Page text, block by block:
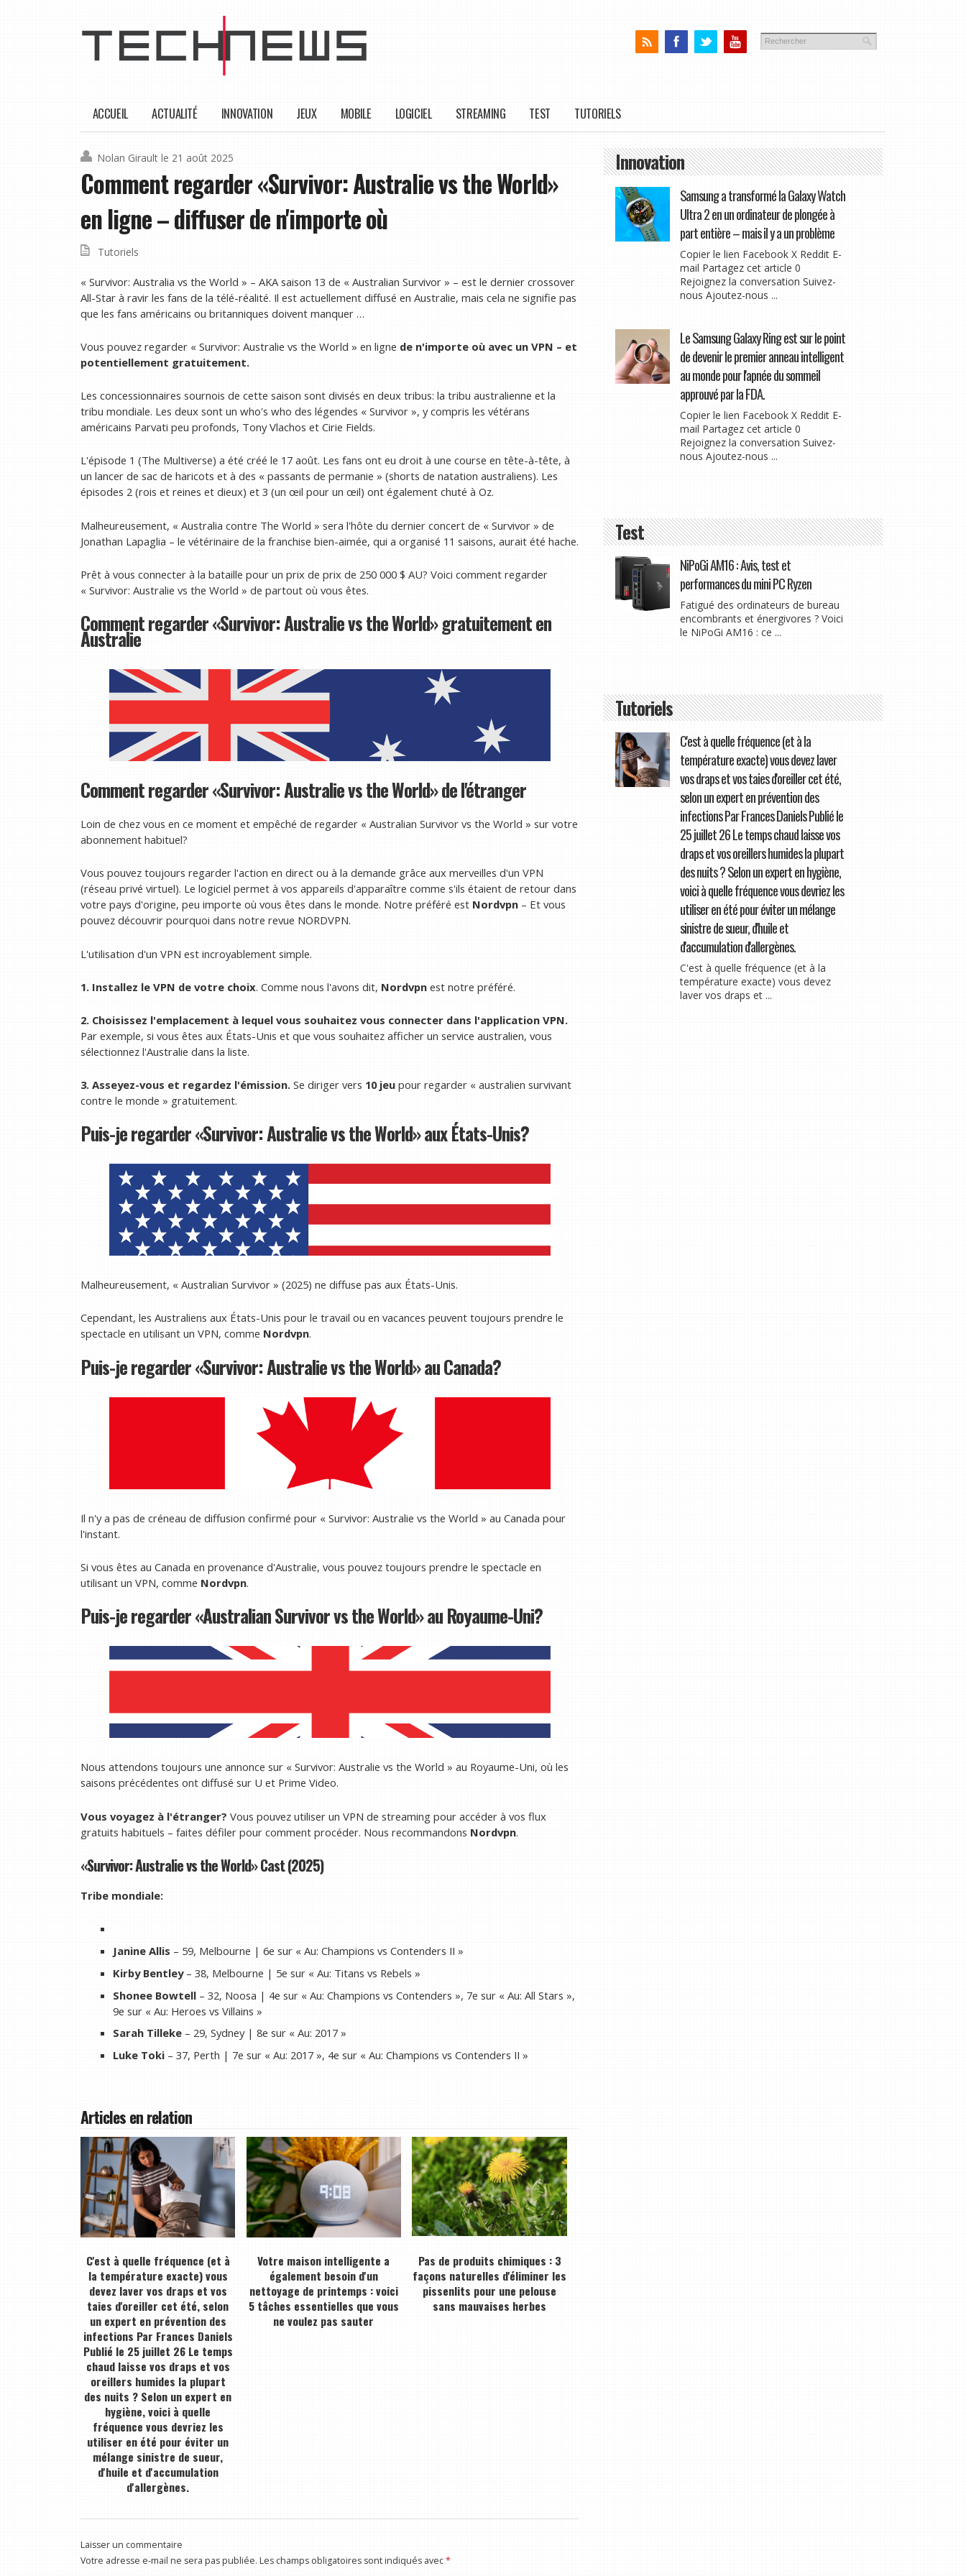
ACCUEIL ACTUALITÉ INNOVATION JEUX MOBILE LOGICIEL STREAMING TEST TUTORIELS
Nolan Girault le 21 août 2025
Comment regarder «Survivor: Australie vs the World»
en ligne – diffuser de n'importe où
Tutoriels
« Survivor: Australia vs the World » – AKA saison 13 de « Australian Survivor » – est le dernier crossover
All-Star à ravir les fans de la télé-réalité. Il est actuellement diffusé en Australie, mais cela ne signifie pas
que les fans américains ou britanniques doivent manquer …
Vous pouvez regarder « Survivor: Australie vs the World » en ligne de n'importe où avec un VPN – et
potentiellement gratuitement.
Les concessionnaires sournois de cette saison sont divisés en deux tribus: la tribu australienne et la
tribu mondiale. Les deux sont un who's who des légendes « Survivor », y compris les vétérans
américains Parvati peu profonds, Tony Vlachos et Cirie Fields.
L'épisode 1 (The Multiverse) a été créé le 17 août. Les fans ont eu droit à une course en tête-à-tête, à
un lancer de sac de haricots et à des « passants de permanie » (shorts de natation australiens). Les
épisodes 2 (rois et reines et dieux) et 3 (un œil pour un œil) ont également chuté à Oz.
Malheureusement, « Australia contre The World » sera l'hôte du dernier concert de « Survivor » de
Jonathan Lapaglia – le vétérinaire de la franchise bien-aimée, qui a organisé 11 saisons, aurait été hache.
Prêt à vous connecter à la bataille pour un prix de prix de 250 000 $ AU? Voici comment regarder
« Survivor: Australie vs the World » de partout où vous êtes.
Comment regarder «Survivor: Australie vs the World» gratuitement en
Australie
Comment regarder «Survivor: Australie vs the World» de l'étranger
Loin de chez vous en ce moment et empêché de regarder « Australian Survivor vs the World » sur votre
abonnement habituel?
Vous pouvez toujours regarder l'action en direct ou à la demande grâce aux merveilles d'un VPN
(réseau privé virtuel). Le logiciel permet à vos appareils d'apparaître comme s'ils étaient de retour dans
votre pays d'origine, peu importe où vous êtes dans le monde. Notre préféré est Nordvpn – Et vous
pouvez découvrir pourquoi dans notre revue NORDVPN.
L'utilisation d'un VPN est incroyablement simple.
1. Installez le VPN de votre choix. Comme nous l'avons dit, Nordvpn est notre préféré.
2. Choisissez l'emplacement à lequel vous souhaitez vous connecter dans l'application VPN.
Par exemple, si vous êtes aux États-Unis et que vous souhaitez afficher un service australien, vous
sélectionnez l'Australie dans la liste.
3. Asseyez-vous et regardez l'émission. Se diriger vers 10 jeu pour regarder « australien survivant
contre le monde » gratuitement.
Puis-je regarder «Survivor: Australie vs the World» aux États-Unis?
Malheureusement, « Australian Survivor » (2025) ne diffuse pas aux États-Unis.
Cependant, les Australiens aux États-Unis pour le travail ou en vacances peuvent toujours prendre le
spectacle en utilisant un VPN, comme Nordvpn.
Puis-je regarder «Survivor: Australie vs the World» au Canada?
Il n'y a pas de créneau de diffusion confirmé pour « Survivor: Australie vs the World » au Canada pour
l'instant.
Si vous êtes au Canada en provenance d'Australie, vous pouvez toujours prendre le spectacle en
utilisant un VPN, comme Nordvpn.
Puis-je regarder «Australian Survivor vs the World» au Royaume-Uni?
Nous attendons toujours une annonce sur « Survivor: Australie vs the World » au Royaume-Uni, où les
saisons précédentes ont diffusé sur U et Prime Video.
Vous voyagez à l'étranger? Vous pouvez utiliser un VPN de streaming pour accéder à vos flux
gratuits habituels – faites défiler pour comment procéder. Nous recommandons Nordvpn.
«Survivor: Australie vs the World» Cast (2025)
Tribe mondiale:
Janine Allis – 59, Melbourne | 6e sur « Au: Champions vs Contenders II »
Kirby Bentley– 38, Melbourne | 5e sur « Au: Titans vs Rebels »
Shonee Bowtell– 32, Noosa | 4e sur « Au: Champions vs Contenders », 7e sur « Au: All Stars »,
9e sur « Au: Heroes vs Villains »
Sarah Tilleke– 29, Sydney | 8e sur « Au: 2017 »
Luke Toki– 37, Perth | 7e sur « Au: 2017 », 4e sur « Au: Champions vs Contenders II »
Articles en relation
C'est à quelle fréquence (et à
la température exacte) vous
devez laver vos draps et vos
taies d'oreiller cet été, selon
un expert en prévention des
infections Par Frances Daniels
Publié le 25 juillet 26 Le temps
chaud laisse vos draps et vos
oreillers humides la plupart
des nuits ? Selon un expert en
hygiène, voici à quelle
fréquence vous devriez les
utiliser en été pour éviter un
mélange sinistre de sueur,
d'huile et d'accumulation
d'allergènes.
Votre maison intelligente a
également besoin d'un
nettoyage de printemps : voici
5 tâches essentielles que vous
ne voulez pas sauter
Pas de produits chimiques : 3
façons naturelles d'éliminer les
pissenlits pour une pelouse
sans mauvaises herbes
Laisser un commentaire
Votre adresse e-mail ne sera pas publiée. Les champs obligatoires sont indiqués avec*
Innovation
Samsung a transformé la Galaxy Watch
Ultra 2 en un ordinateur de plongée à
part entière – mais il y a un problème
Copier le lien Facebook X Reddit E-
mail Partagez cet article 0
Rejoignez la conversation Suivez-
nous Ajoutez-nous ...
Le Samsung Galaxy Ring est sur le point
de devenir le premier anneau intelligent
au monde pour l'apnée du sommeil
approuvé par la FDA.
Copier le lien Facebook X Reddit E-
mail Partagez cet article 0
Rejoignez la conversation Suivez-
nous Ajoutez-nous ...
Test
NiPoGi AM16 : Avis, test et
performances du mini PC Ryzen
Fatigué des ordinateurs de bureau
encombrants et énergivores ? Voici
le NiPoGi AM16 : ce ...
Tutoriels
C'est à quelle fréquence (et à la
température exacte) vous devez laver
vos draps et vos taies d'oreiller cet été,
selon un expert en prévention des
infections Par Frances Daniels Publié le
25 juillet 26 Le temps chaud laisse vos
draps et vos oreillers humides la plupart
des nuits ? Selon un expert en hygiène,
voici à quelle fréquence vous devriez les
utiliser en été pour éviter un mélange
sinistre de sueur, d'huile et
d'accumulation d'allergènes.
C'est à quelle fréquence (et à la
température exacte) vous devez
laver vos draps et ...